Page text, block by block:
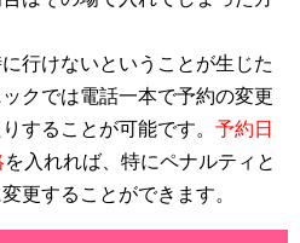
行けないということが生じた
クでは電話一本で予約の変更
することが可能です。 予約日
を入れれば、特にペナルティと
更することができます。